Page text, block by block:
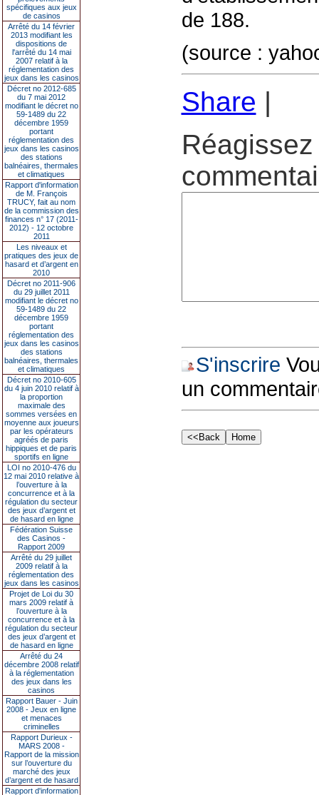
spécifiques aux jeux
de casinos
Arrêté du 14 février
2013 modifiant les
dispositions de
l'arrêté du 14 mai
2007 relatif à la
réglementation des
jeux dans les casinos
Décret no 2012-685
du 7 mai 2012
modifiant le décret no
59-1489 du 22
décembre 1959
portant
réglementation des
jeux dans les casinos
des stations
balnéaires, thermales
et climatiques
Rapport d'information
de M. François
TRUCY, fait au nom
de la commission des
finances n° 17 (2011-
2012) - 12 octobre
2011
Les niveaux et
pratiques des jeux de
hasard et d’argent en
2010
Décret no 2011-906
du 29 juillet 2011
modifiant le décret no
59-1489 du 22
décembre 1959
portant
réglementation des
jeux dans les casinos
des stations
balnéaires, thermales
et climatiques
Décret no 2010-605
du 4 juin 2010 relatif à
la proportion
maximale des
sommes versées en
moyenne aux joueurs
par les opérateurs
agréés de paris
hippiques et de paris
sportifs en ligne
LOI no 2010-476 du
12 mai 2010 relative à
l’ouverture à la
concurrence et à la
régulation du secteur
des jeux d’argent et
de hasard en ligne
Fédération Suisse
des Casinos -
Rapport 2009
Arrêté du 29 juillet
2009 relatif à la
réglementation des
jeux dans les casinos
Projet de Loi du 30
mars 2009 relatif à
l’ouverture à la
concurrence et à la
régulation du secteur
des jeux d’argent et
de hasard en ligne
Arrêté du 24
décembre 2008 relatif
à la réglementation
des jeux dans les
casinos
Rapport Bauer - Juin
2008 - Jeux en ligne
et menaces
criminelles
Rapport Durieux -
MARS 2008 -
Rapport de la mission
sur l’ouverture du
marché des jeux
d’argent et de hasard
Rapport d'information
de 188.
(source :
Share |
S'inscrire
un